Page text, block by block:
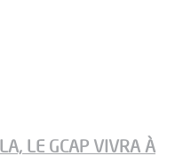
LE GCAP VIVRA À